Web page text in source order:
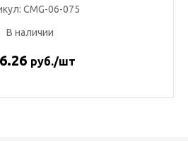
CMG-06-075
В наличии
руб./шт